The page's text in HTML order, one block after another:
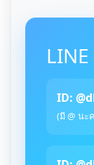
ID:
(มี @ นะ